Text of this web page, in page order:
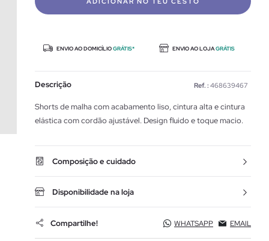
ENVIO AO DOMICÍLIOGRÁTIS* ENVIO AO LOJAGRÁTIS
Descrição Ref. : 468639467
Shorts de malha com acabamento liso, cintura alta e cintura
elástica com cordão ajustável. Design fluido e toque macio.
Composição e cuidado
Disponibilidade na loja
Compartilhe! WHATSAPP EMAIL